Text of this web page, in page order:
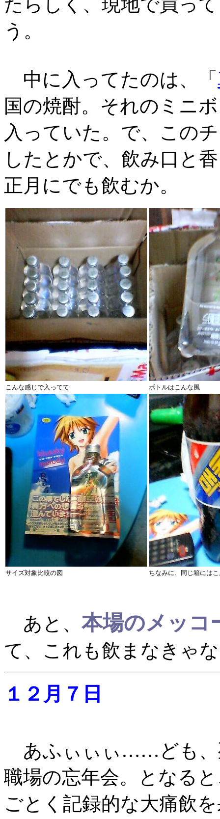
う。
中に入ってたのは、「
国の焼酎。それのミニ
入っていた。で、この
したとかで、飲み口と
正月にでも飲むか。
こんな感じで入ってて ボトルはこんな風
サイズ対象比較の図 ちなみに、同じ箱には
あと、 本場のメッコ
て、これも飲まなきゃ
１２月７日
あふぃぃぃ……ども、
職場の忘年会。となる
ごとく記録的な大痛飲